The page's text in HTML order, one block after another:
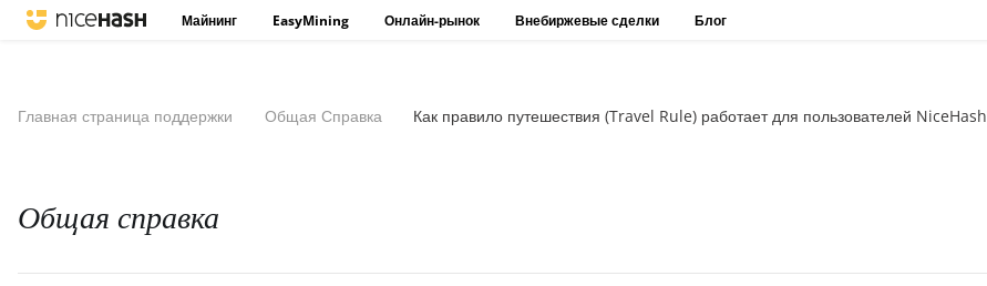
Майнинг EasyMining Онлайн-рынок Внебиржевые сделки Блог
Главная страница поддержки Общая Справка Как правило путешествия (Travel Rule) работает для пользователей
Общая справка